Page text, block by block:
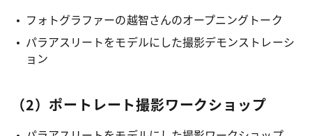
フォトグラファーの越智さんのオープニングトーク
パラアスリートをモデルにした撮影デモンストレーシ
ョン
（2）ポートレート撮影ワークショップ